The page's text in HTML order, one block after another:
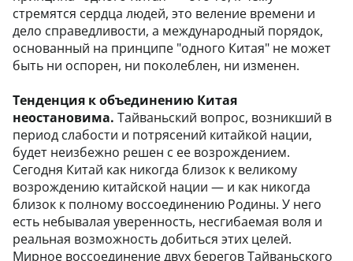
стремятся сердца людей, это веление времени и
дело справедливости, а международный порядок,
основанный на принципе "одного Китая" не может
быть ни оспорен, ни поколеблен, ни изменен.
Тенденция к объединению Китая
неостановима. Тайваньский вопрос, возникший в
период слабости и потрясений китайкой нации,
будет неизбежно решен с ее возрождением.
Сегодня Китай как никогда близок к великому
возрождению китайской нации — и как никогда
близок к полному воссоединению Родины. У него
есть небывалая уверенность, несгибаемая воля и
реальная возможность добиться этих целей.
Мирное воссоединение двух берегов Тайваньского